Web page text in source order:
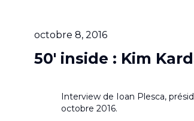
octobre 8, 2016
50′ inside : Kim
Interview de Ioan Plesca,
octobre 2016.